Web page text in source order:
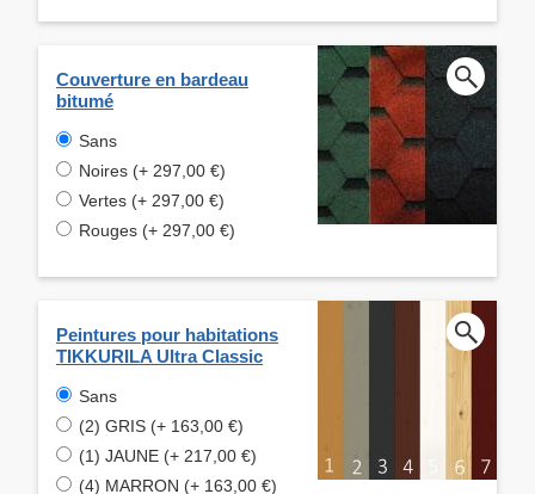
Couverture en bardeau
bitumé
Sans
Noires (+ 297,00 €)
Vertes (+ 297,00 €)
Rouges (+ 297,00 €)
Peintures pour habitations
TIKKURILA Ultra Classic
Sans
(2) GRIS (+ 163,00 €)
(1) JAUNE (+ 217,00 €)
(4) MARRON (+ 163,00 €)